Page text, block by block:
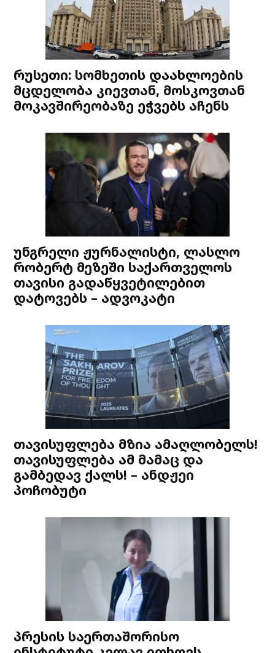
რუსეთი: სომხეთის დაახლოების
მცდელობა კიევთან, მოსკოვთან
მოკავშირეობაზე ეჭვებს აჩენს
უნგრელი ჟურნალისტი, ლასლო
რობერტ მეზეში საქართველოს
თავისი გადაწყვეტილებით
დატოვებს – ადვოკატი
თავისუფლება მზია ამაღლობელს!
თავისუფლება ამ მამაც და
გამბედავ ქალს! – ანდჟეი
პოჩობუტი
პრესის საერთაშორისო